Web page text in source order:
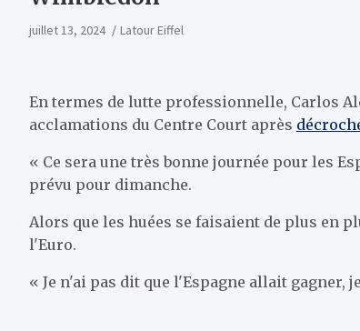
juillet 13, 2024 Latour Eiffel
En termes de lutte professionnelle, Carlos
acclamations du Centre Court après
« Ce sera une très bonne journée pour les
prévu pour dimanche.
Alors que les huées se faisaient de plus en
l'Euro.
« Je n'ai pas dit que l'Espagne allait gagner,